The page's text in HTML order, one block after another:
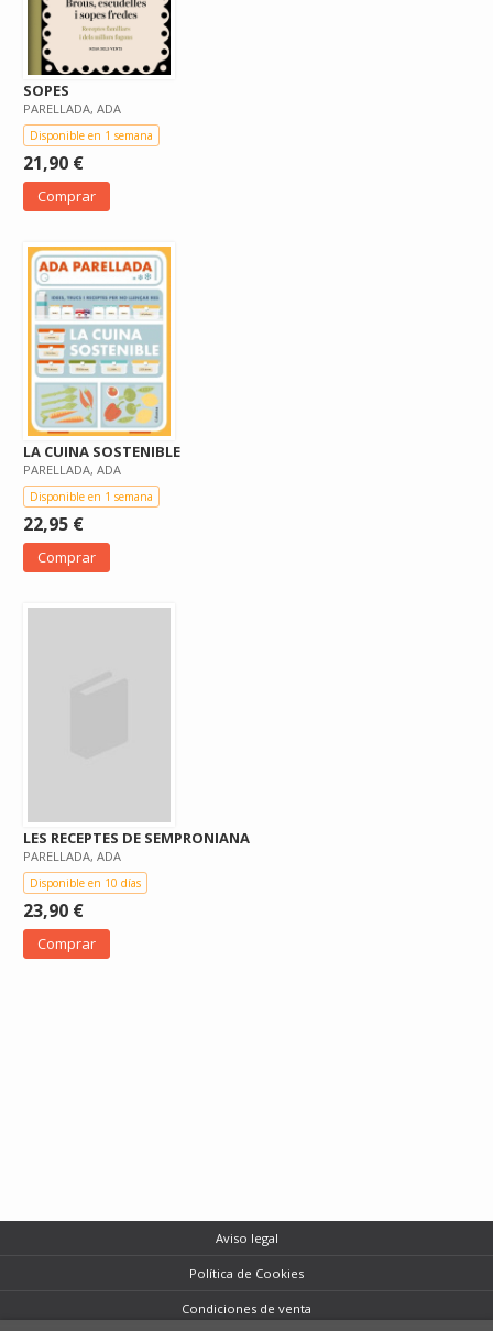
SOPES
PARELLADA, ADA
Disponible en 1 semana
21,90 €
Comprar
LA CUINA SOSTENIBLE
PARELLADA, ADA
Disponible en 1 semana
22,95 €
Comprar
LES RECEPTES DE SEMPRONIANA
PARELLADA, ADA
Disponible en 10 días
23,90 €
Comprar
Aviso legal
Política de Cookies
Condiciones de venta